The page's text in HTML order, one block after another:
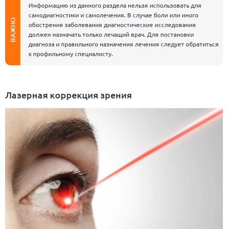
ВАЖНО
Информацию из данного раздела нельзя использовать для
самодиагностики и самолечения. В случае боли или иного
обострения заболевания диагностические исследования
должен назначать только лечащий врач. Для постановки
диагноза и правильного назначения лечения следует обратиться
к профильному специалисту.
Лазерная коррекция зрения